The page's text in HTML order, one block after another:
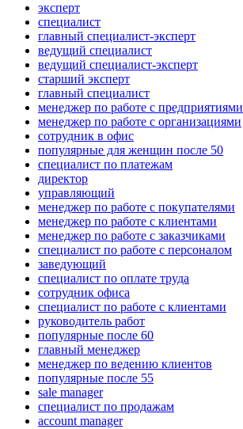
эксперт
специалист
главный специалист-эксперт
ведущий специалист
ведущий специалист-эксперт
старший эксперт
главный специалист
менеджер по работе с предприятиями
менеджер по работе с организациями
сотрудник в офис
популярные для женщин после 50
специалист по платежам
директор
управляющий
менеджер по работе с покупателями
менеджер по работе с клиентами
менеджер по работе с заказчиками
специалист по работе с персоналом
заведующий
специалист по оплате труда
сотрудник офиса
специалист по работе с клиентами
руководитель работ
популярные после 60
главный менеджер
менеджер по ведению клиентов
популярные после 55
sale manager
специалист по продажам
account manager